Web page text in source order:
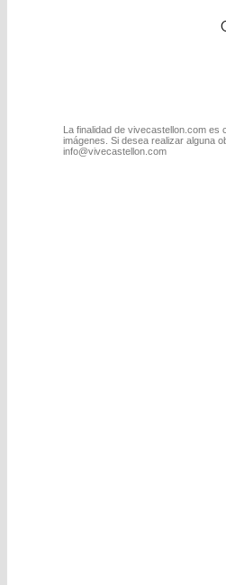
La finalidad de vivecastellon.com
imágenes. Si desea realizar alguna
info@vivecastellon.com